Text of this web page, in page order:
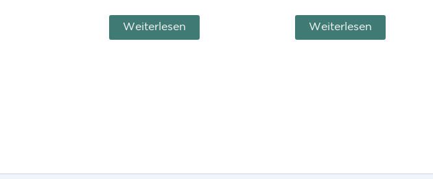
Weiterlesen Weiterlesen